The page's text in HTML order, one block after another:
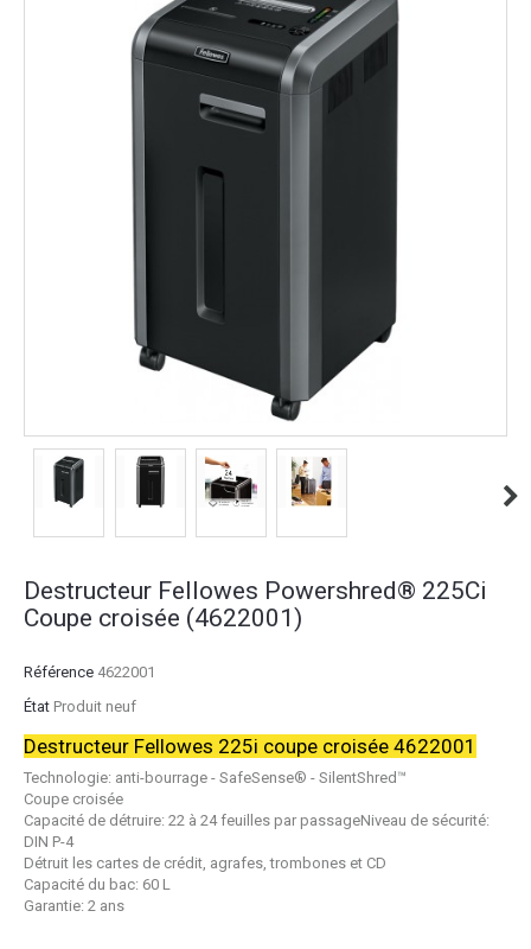
Destructeur Fellowes Powershred® 225Ci
Coupe croisée (4622001)
Référence 4622001
État Produit neuf
Destructeur Fellowes 225i coupe croisée 4622001
Technologie: anti-bourrage - SafeSense® - SilentShred™
Coupe croisée
Capacité de détruire: 22 à 24 feuilles par passageNiveau de sécurité:
DIN P-4
Détruit les cartes de crédit, agrafes, trombones et CD
Capacité du bac: 60 L
Garantie: 2 ans